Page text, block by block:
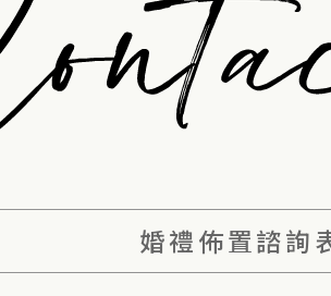
婚禮佈置諮詢